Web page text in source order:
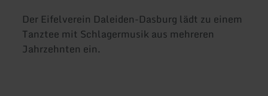
Der Eifelverein Daleiden-Dasburg lädt zu einem
Tanztee mit Schlagermusik aus mehreren
Jahrzehnten ein.